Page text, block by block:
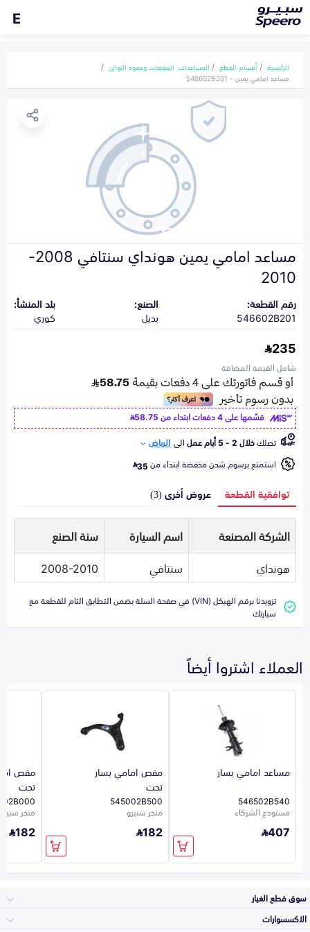
E
الرئيسية أقسام القطع
المساعدات، المقصات وعمود التوازن
مساعد امامي يمين - 546602B201
مساعد امامي يمين هونداي سنتافي 2008-
2010
رقم القطعة:
546602B201
الصنع:
بديل
بلد المنشأ:
كوري
235
شامل القيمة المضافة
قسّمها على 4 دفعات ابتداء من
58.75
تصلكخلال 2 - 5 أيام عمل الى الرياض
استمتع برسوم شحن مخفضة ابتداء من35
توافقية القطعة عروض أخرى (3)
الشركة المصنعة اسم السيارة
سنة الصنع
هونداي
سنتافي 2008-2010
تزويدنا برقم الهيكل (VIN) في صفحة السلة يضمن التطابق التام للقطعة مع
سيارتك
العملاء اشتروا أيضاً
مساعد امامي يسار
546502B540
مستودع الشركاء
407
مقص امامي يسار
تحت
545002B500
متجر سبيرو
182
مقص
تحت
متجر سبيرو
182
سوق قطع الغيار
الاكسسوارات